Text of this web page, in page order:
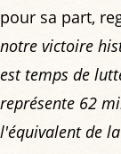
pour sa part,
notre victoire
est temps de
représente 62
l'équivalent de